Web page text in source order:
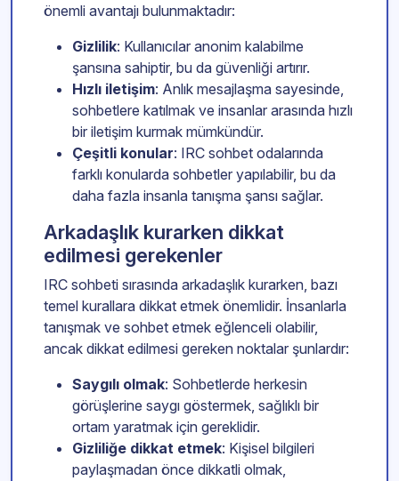
önemli avantajı bulunmaktadır:
Gizlilik: Kullanıcılar anonim kalabilme
şansına sahiptir, bu da güvenliği artırır.
Hızlı iletişim: Anlık mesajlaşma sayesinde,
sohbetlere katılmak ve insanlar arasında hızlı
bir iletişim kurmak mümkündür.
Çeşitli konular: IRC sohbet odalarında
farklı konularda sohbetler yapılabilir, bu da
daha fazla insanla tanışma şansı sağlar.
Arkadaşlık kurarken dikkat
edilmesi gerekenler
IRC sohbeti sırasında arkadaşlık kurarken, bazı
temel kurallara dikkat etmek önemlidir. İnsanlarla
tanışmak ve sohbet etmek eğlenceli olabilir,
ancak dikkat edilmesi gereken noktalar şunlardır:
Saygılı olmak: Sohbetlerde herkesin
görüşlerine saygı göstermek, sağlıklı bir
ortam yaratmak için gereklidir.
Gizliliğe dikkat etmek: Kişisel bilgileri
paylaşmadan önce dikkatli olmak,